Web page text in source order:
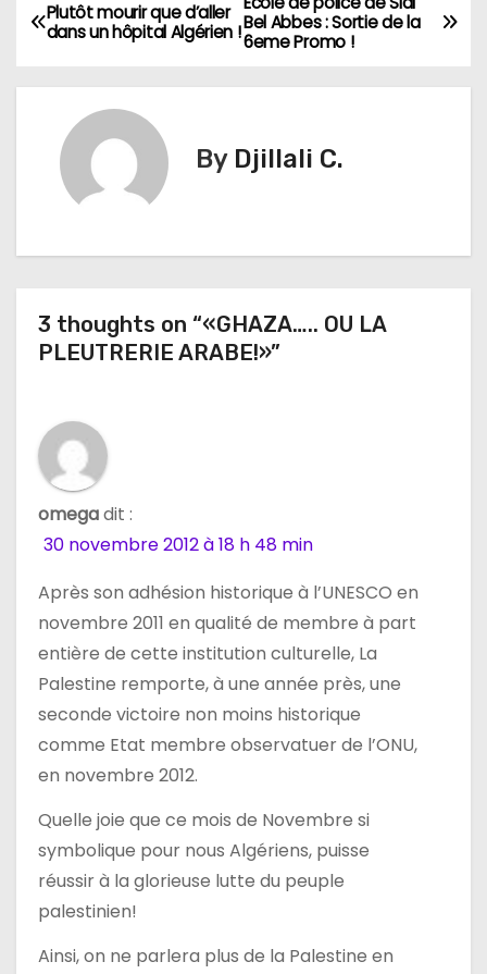
N
n
d
e
a
r
t
c
e
Bel Abbes : Sortie de la
6eme Promo !
Plutôt mourir que d’aller
dans un hôpital Algérien !
By Djillali C.
3 thoughts on “«GHAZA….. OU LA
PLEUTRERIE ARABE!»”
omegadit :
30 novembre 2012 à 18 h 48 min
Après son adhésion historique à l’UNESCO en
novembre 2011 en qualité de membre à part
entière de cette institution culturelle, La
Palestine remporte, à une année près, une
seconde victoire non moins historique
comme Etat membre observatuer de l’ONU,
en novembre 2012.
Quelle joie que ce mois de Novembre si
symbolique pour nous Algériens, puisse
réussir à la glorieuse lutte du peuple
palestinien!
Ainsi, on ne parlera plus de la Palestine en